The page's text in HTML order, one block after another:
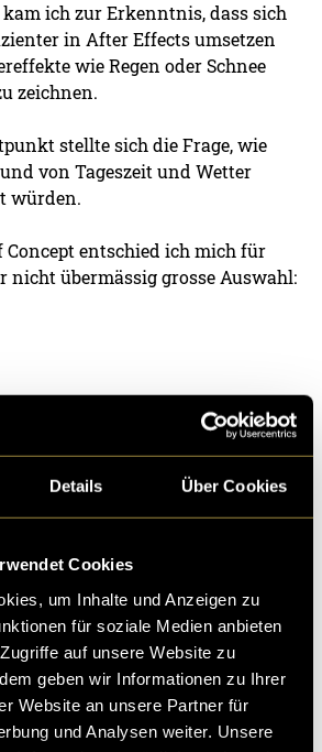
Details Über Cookies
Cookies
um Inhalte und Anzeigen zu
für soziale Medien anbieten
auf unsere Website zu
geben wir Informationen zu Ihrer
Website an unsere Partner für
und Analysen weiter. Unsere
ich zur Erkenntnis, dass sich
in After Effects umsetzen
wie Regen oder Schnee
zeichnen.
stellte sich die Frage, wie
von Tageszeit und Wetter
würden.
Concept entschied ich mich für
nicht übermässig grosse Auswahl:
und Sonnenuntergang wird